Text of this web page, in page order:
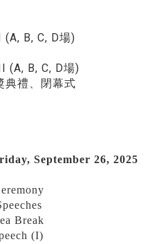
B, C, D場)
(A, B, C, D場)
典禮、閉幕式
September 26, 2025
Break
(I)